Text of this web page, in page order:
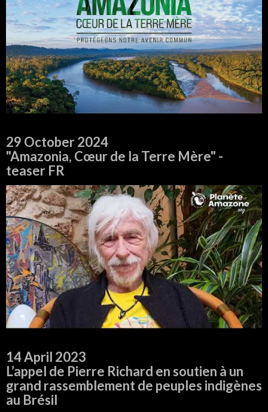
29 October 2024
"Amazonia, Cœur de la Terre Mère" -
teaser FR
14 April 2023
L’appel de Pierre Richard en soutien à un
grand rassemblement de peuples indigènes
au Brésil